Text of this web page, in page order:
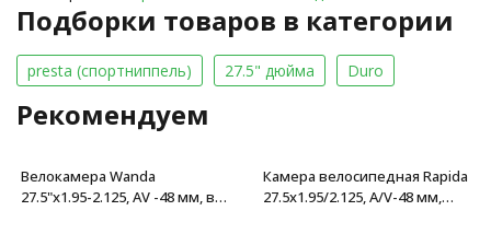
Подборки товаров в категории
presta (спортниппель) 27.5" дюйма Duro
Рекомендуем
Велокамера Wanda
27.5"x1.95-2.125, AV -48 мм, в
Камера велосипедная Rapida
27.5x1.95/2.125, A/V-48 мм,